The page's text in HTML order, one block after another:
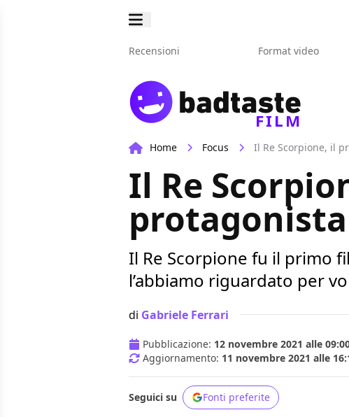
Recensioni Format video
FILM
Home Focus Il Re Scorpione, il
Il Re
Il Re Scorpione fu il primo
l’abbiamo riguardato per
di Gabriele Ferrari
Pubblicazione: 12 novembre 2021 alle
Aggiornamento: 11 novembre 2021 alle
Seguici su Fonti preferite